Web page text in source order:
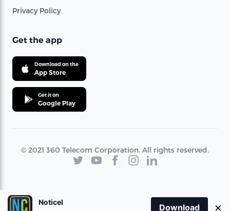
Privacy Policy
Get the app
Download on the
App Store
Get it on
Google Play
© 2021 360 Telecom Corporation. All rights reserved.
Noticel
Download ×